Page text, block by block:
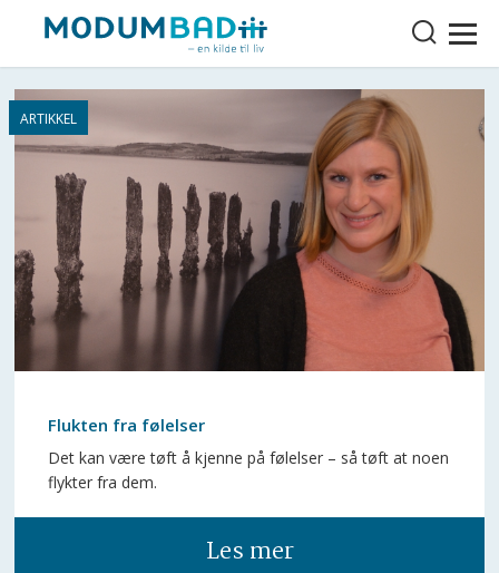
Flukten fra følelser
Det kan være tøft å kjenne på følelser – så tøft at noen
flykter fra dem.
Les mer